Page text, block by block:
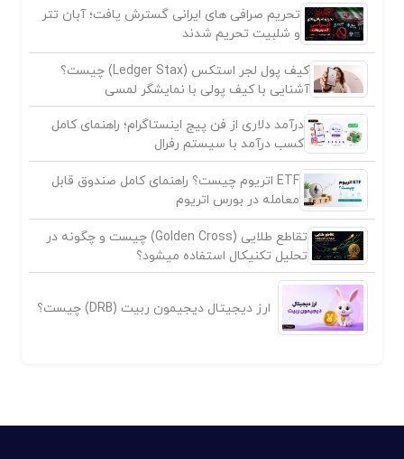
تحریم صرافی های ایرانی گسترش یافت؛ آبان تتر
و شلبیت تحریم شدند
کیف پول لجر استکس (Ledger Stax) چیست؟
آشنایی با کیف پولی با نمایشگر لمسی
درآمد دلاری از فن پیج اینستاگرام؛ راهنمای کامل
کسب درآمد با سیستم رفرال
ETF اتریوم چیست؟ راهنمای کامل صندوق قابل
معامله در بورس اتریوم
تقاطع طلایی (Golden Cross) چیست و چگونه در
تحلیل تکنیکال استفاده میشود؟
ارز دیجیتال دیجیمون ربیت (DRB) چیست؟